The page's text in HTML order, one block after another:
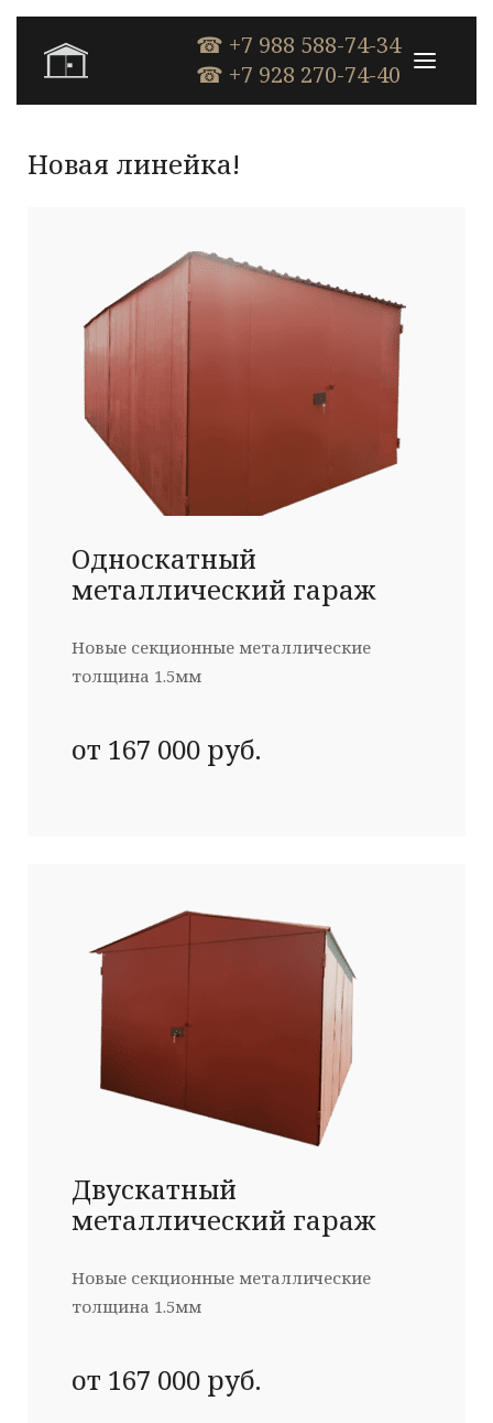
☎ +7 988 588-74-34
☎ +7 928 270-74-40
Новая линейка!
Односкатный
металлический гараж
Новые секционные металлические
толщина 1.5мм
от 167 000 руб.
Двускатный
металлический гараж
Новые секционные металлические
толщина 1.5мм
от 167 000 руб.